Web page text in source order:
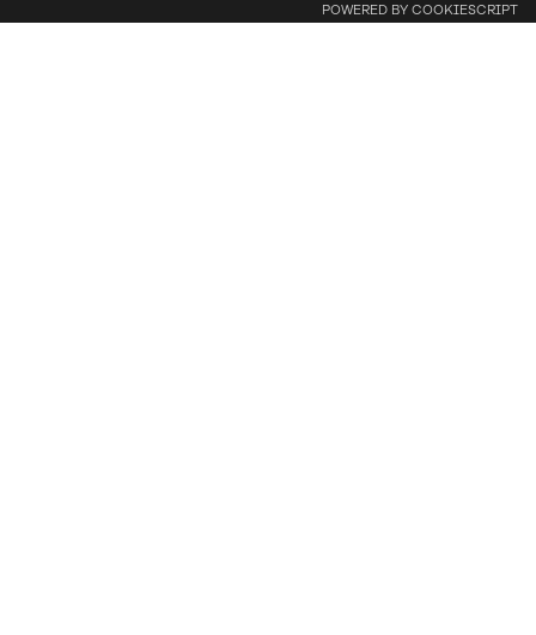
Desenhámos e desenvolvemos o novo site do
POWERED BY COOKIESCRIPT